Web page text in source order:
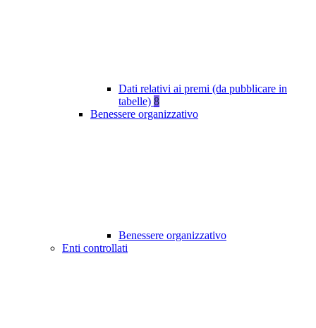
Dati relativi ai premi (da pubblicare in
tabelle) 8
Benessere organizzativo
Benessere organizzativo
Enti controllati